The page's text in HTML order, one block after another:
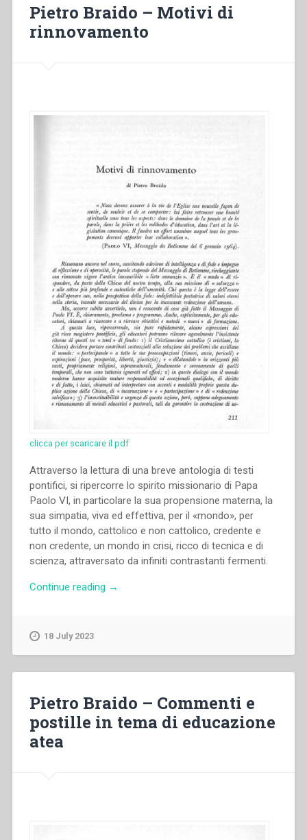
Pietro Braido – Motivi di
rinnovamento
clicca per scaricare il pdf
Attraverso la lettura di una breve antologia di testi
pontifici, si ripercorre lo spirito missionario di Papa
Paolo VI, in particolare la sua propensione materna, la
sua simpatia, viva ed effettiva, per il «mondo», per
tutto il mondo, cattolico e non cattolico, credente e
non credente, un mondo in crisi, ricco di tecnica e di
scienza, attraversato da infiniti contrastanti fermenti.
Continue reading “Pietro
→
18 July 2023
Pietro Braido – Commenti e
postille in tema di educazione
atea